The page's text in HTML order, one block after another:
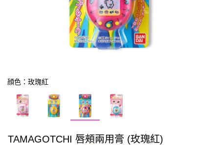
顔色：玫瑰紅
TAMAGOTCHI 唇頰兩用膏 (玫瑰紅)